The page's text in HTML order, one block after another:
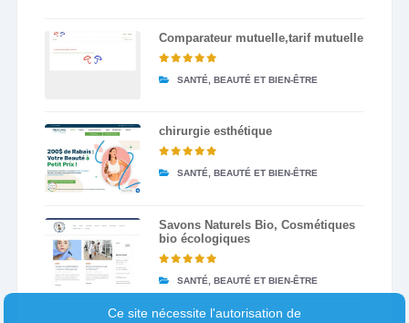
Comparateur mutuelle,tarif mutuelle
SANTÉ, BEAUTÉ ET BIEN-ÊTRE
chirurgie esthétique
SANTÉ, BEAUTÉ ET BIEN-ÊTRE
Savons Naturels Bio, Cosmétiques
bio écologiques
SANTÉ, BEAUTÉ ET BIEN-ÊTRE
Ce site nécessite l'autorisation de